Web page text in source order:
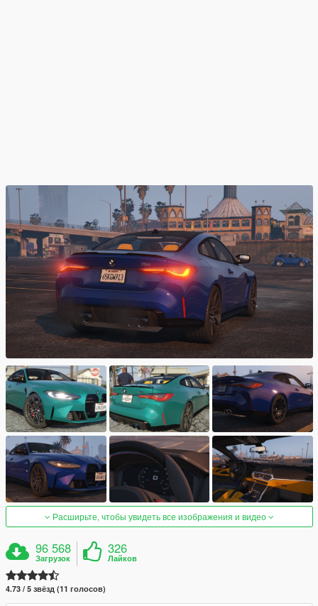
Расширьте, чтобы увидеть все изображения и видео
96 568
Загрузок
326
Лайков
4.73 / 5 звёзд (11 голосов)